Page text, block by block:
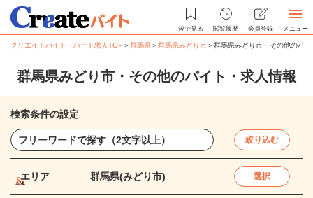
後で見る 閲覧履歴 会員登録 メニュー
クリエイトバイト・パート求人TOP ＞群馬県＞群馬県みどり市＞群馬県みどり市・その他のバ
群馬県みどり市・その他のバイト・求人情報
検索条件の設定
絞り込む
エリア 群馬県(みどり市) 選択